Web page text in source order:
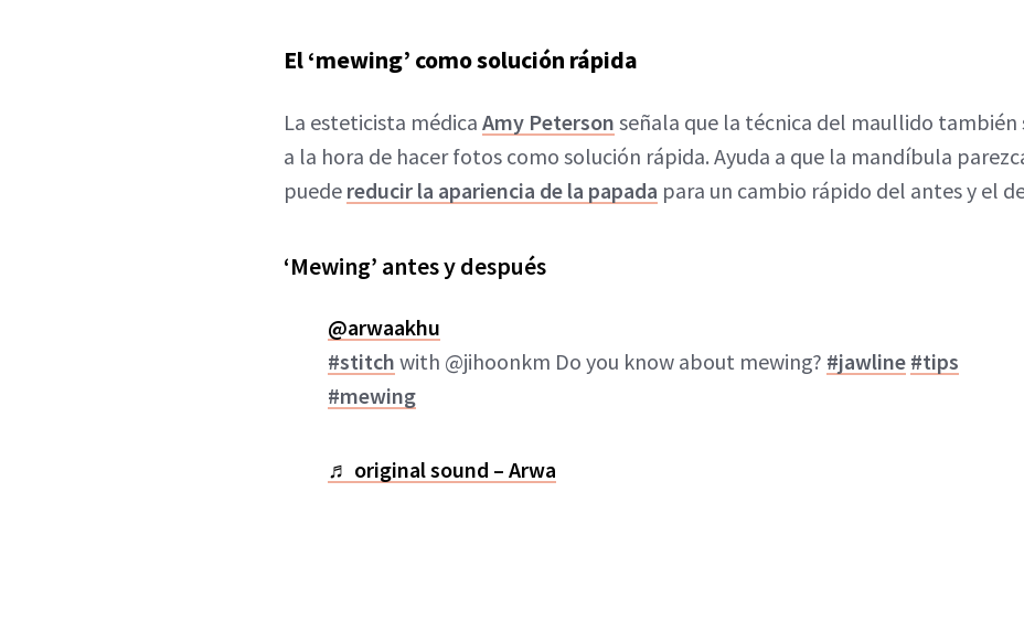
El ‘mewing’ como solución rápida
La esteticista médica Amy Peterson señala que la técnica del maullido también
a la hora de hacer fotos como solución rápida. Ayuda a que la mandíbula
puede reducir la apariencia de la papada para un cambio rápido del antes y el
‘Mewing’ antes y después
@arwaakhu
#stitch with @jihoonkm Do you know about mewing? #jawline #tips
#mewing
♬ original sound – Arwa